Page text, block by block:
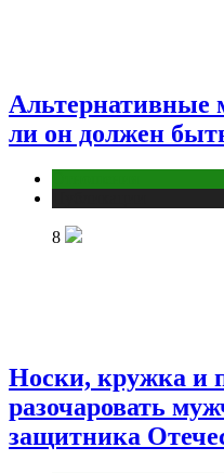
Альтернативные
ли он должен
8
Носки, кружка и
разочаровать
защитника